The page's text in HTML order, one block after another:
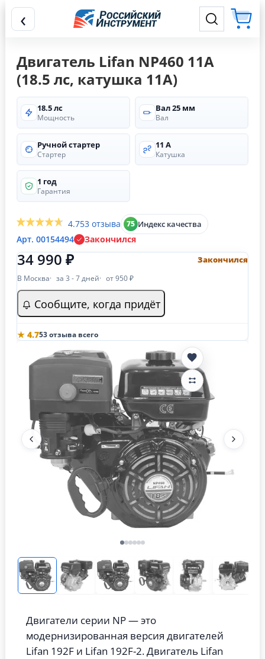
‹
Двигатель Lifan NP460 11А
(18.5 лс, катушка 11А)
18.5 лс
Мощность
Вал 25 мм
Вал
Ручной стартер
Стартер
11 А
Катушка
1 год
Гарантия
4.753 отзыва 75 Индекс качества
Арт. 00154494 Закончился
34 990 ₽ Закончился
В Москва за 3 - 7 дней от 950 ₽
Сообщите, когда придёт
★ 4.753 отзыва всего
Двигатели серии NP — это
модернизированная версия двигателей
Lifan 192F и Lifan 192F-2. Двигатель Lifan